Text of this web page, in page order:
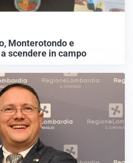
Monterotondo e
scendere in campo